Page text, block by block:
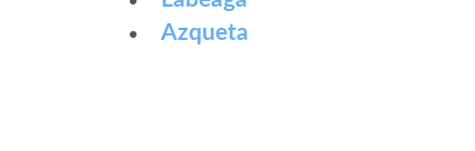
Azqueta